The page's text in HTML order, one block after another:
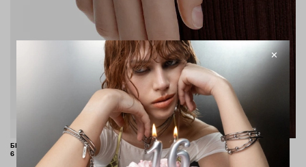
БРАСЛЕТ "DARE"
6 400 ₽